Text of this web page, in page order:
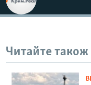
Читайте також